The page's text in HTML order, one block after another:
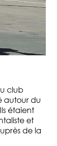
club
autour du
étaient
et
de la